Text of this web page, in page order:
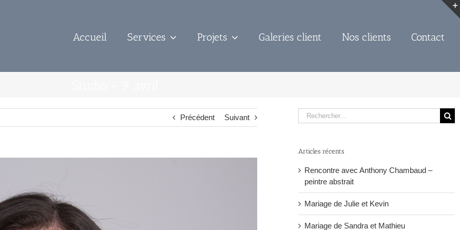
Accueil Services Projets Galeries client Nos clients Contact
Précédent Suivant Rechercher:
Articles récents
Rencontre avec Anthony Chambaud –
peintre abstrait
Mariage de Julie et Kevin
Mariage de Sandra et Mathieu